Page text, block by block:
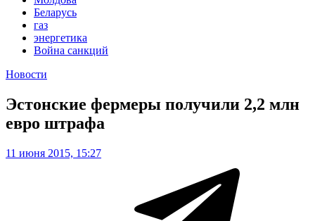
Беларусь
газ
энергетика
Война санкций
Новости
Эстонские фермеры получили 2,2 млн
евро штрафа
11 июня 2015, 15:27